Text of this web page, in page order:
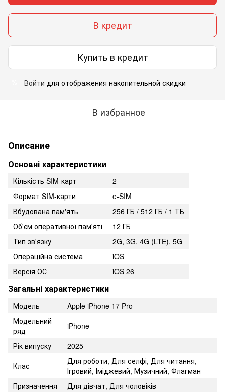
В кредит
Купить в кредит
Войти для отображения накопительной скидки
В избранное
Описание
Основні характеристики
Кількість SIM-карт
2
Формат SIM-карти
e-SIM
Вбудована пам'ять
256 ГБ / 512 ГБ / 1 ТБ
Об'єм оперативної пам'яті
12 ГБ
Тип зв'язку
2G, 3G, 4G (LTE), 5G
Операційна система
iOS
Версія ОС
iOS 26
Загальні характеристики
Модель
Apple iPhone 17 Pro
Модельний
ряд
iPhone
Рік випуску
2025
Клас
Для роботи, Для селфі, Для читання,
Ігровий, Іміджевий, Музичний, Флагман
Призначення
Для дівчат, Для чоловіків